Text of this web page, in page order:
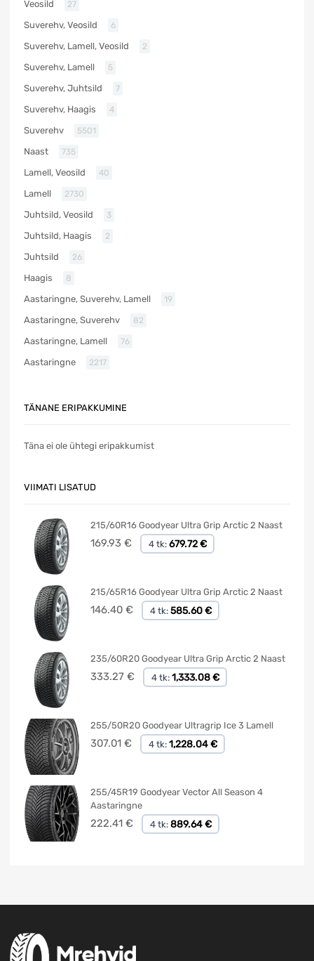
Veosild 27
Suverehv, Veosild 6
Suverehv, Lamell, Veosild 2
Suverehv, Lamell 5
Suverehv, Juhtsild 7
Suverehv, Haagis 4
Suverehv 5501
Naast 735
Lamell, Veosild 40
Lamell 2730
Juhtsild, Veosild 3
Juhtsild, Haagis 2
Juhtsild 26
Haagis 8
Aastaringne, Suverehv, Lamell 19
Aastaringne, Suverehv 82
Aastaringne, Lamell 76
Aastaringne 2217
TÄNANE ERIPAKKUMINE
Täna ei ole ühtegi eripakkumist
VIIMATI LISATUD
215/60R16 Goodyear Ultra Grip Arctic 2 Naast
169.93 € 4 tk: 679.72 €
215/65R16 Goodyear Ultra Grip Arctic 2 Naast
146.40 € 4 tk: 585.60 €
235/60R20 Goodyear Ultra Grip Arctic 2 Naast
333.27 € 4 tk: 1,333.08 €
255/50R20 Goodyear Ultragrip Ice 3 Lamell
307.01 € 4 tk: 1,228.04 €
255/45R19 Goodyear Vector All Season 4
Aastaringne
222.41 € 4 tk: 889.64 €